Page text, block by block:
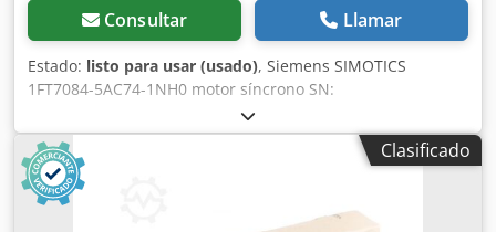
Consultar Llamar
Estado: listo para usar (usado), Siemens SIMOTICS
1FT7084-5AC74-1NH0 motor síncrono SN:
YFN1629189601004 - codificador IC2048S/R I24 / freno 24
VDC 24W 48Nm, completamente reacondicionado y
probado profesionalmente con 12 meses de garantía,
100% funcional, entrega según las fotos Csdpfx
Aiszmlyaozeha
Clasificado